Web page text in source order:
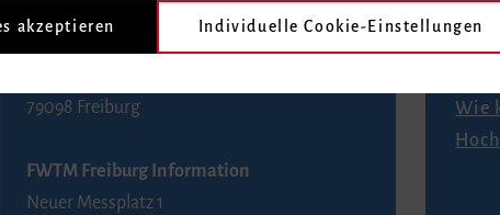
79098 Freiburg
FWTM Freiburg Information
Neuer Messplatz 1
Wie
akzeptieren Individuelle Cookie-Einstellungen